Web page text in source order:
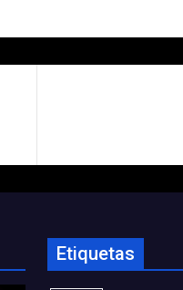
Etiquetas